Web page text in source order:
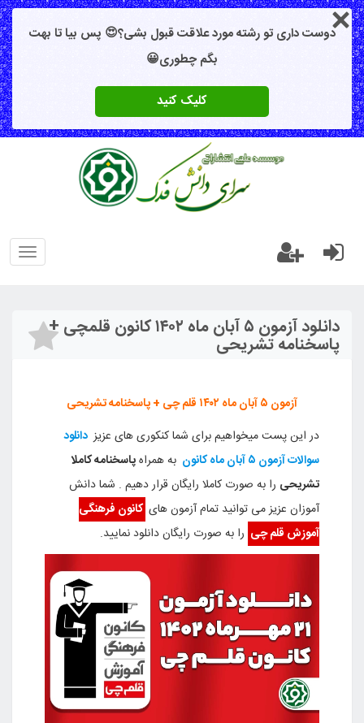
دوست داری تو رشته مورد علاقت قبول بشی؟😍 پس بیا تا بهت
بگم چطوری😀
کلیک کنید
دانلود آزمون ۵ آبان ماه ۱۴۰۲ کانون قلمچی +
پاسخنامه تشریحی
آزمون ۵ آبان ماه ۱۴۰۲ قلم چی + پاسخنامه تشریحی
در این پست میخواهیم برای شما کنکوری های عزیز دانلود
سوالات آزمون ۵ آبان ماه کانون
به همراهپاسخنامه کاملا
تشریحی را به صورت کاملا رایگان قرار دهیم . شما دانش
آموزان عزیز می توانید تمام آزمون های کانون فرهنگی
آموزش قلم چی را به صورت رایگان دانلود نمایید.